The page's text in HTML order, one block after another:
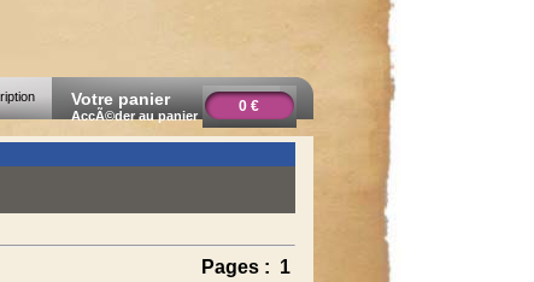
Votre panier
AccÃ©der au panier
0 €
Pages : 1